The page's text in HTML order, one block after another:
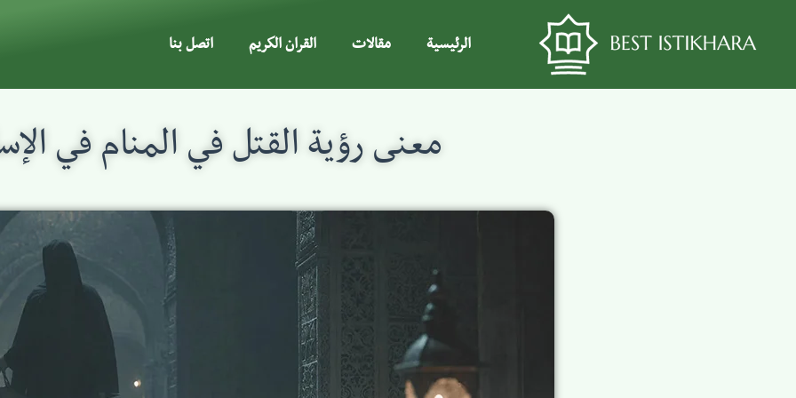
الرئيسية مقالات القران الكريم اتصل بنا
معنى رؤية القتل في المنام في